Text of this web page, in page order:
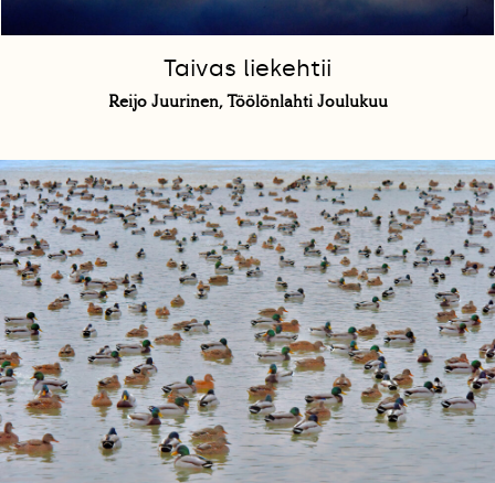
Taivas liekehtii
Reijo Juurinen, Töölönlahti Joulukuu